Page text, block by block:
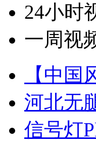
24小时
一周视
【中
河北无
信号灯